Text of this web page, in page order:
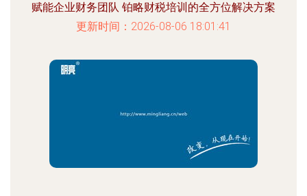
赋能企业财务团队 铂略财税培训的全方位解决方案
更新时间：2026-08-06 18:01:41